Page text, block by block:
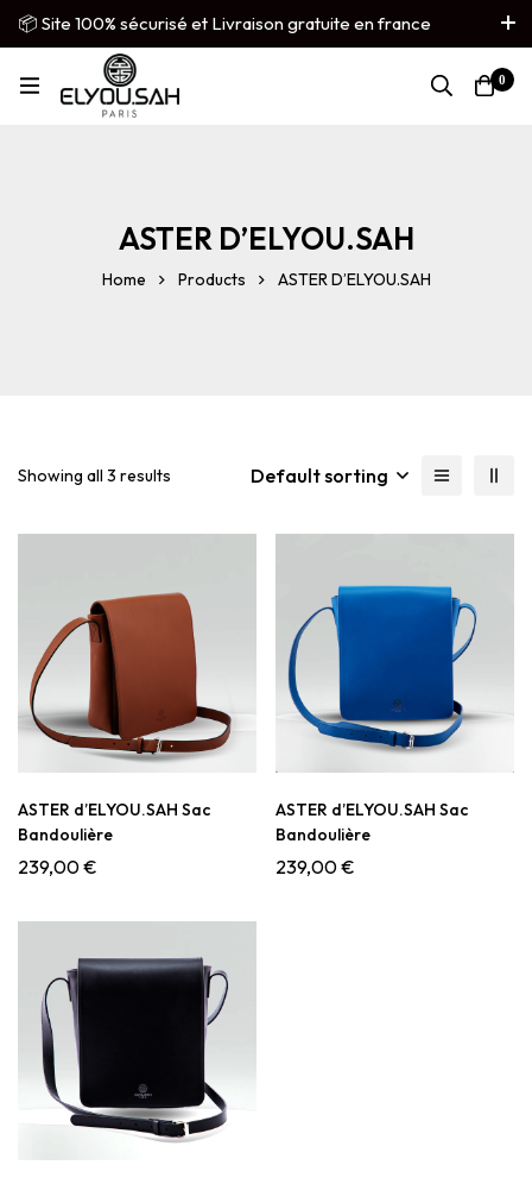
📦 Site 100% sécurisé et Livraison gratuite en france
métropolitaine
French ▼
0
ASTER D’ELYOU.SAH
Home Products ASTER D’ELYOU.SAH
Showing all 3 results Default sorting
ASTER d’ELYOU.SAH Sac
Bandoulière
239,00€
ASTER d’ELYOU.SAH Sac
Bandoulière
239,00€